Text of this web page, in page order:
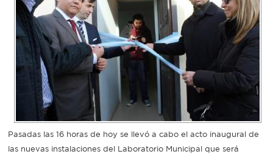
Boleto
estudiantil
Recorrido
colectivos
Recarga
Pasadas las 16 horas de hoy se llevó a cabo el acto inaugural de
las nuevas instalaciones del Laboratorio Municipal que será